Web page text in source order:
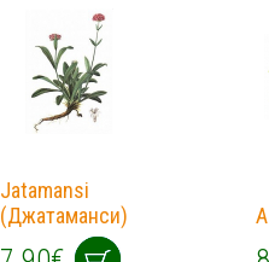
Jatamansi
(Джатаманси)